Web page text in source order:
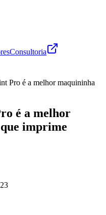
Consultoria
Pro é a melhor maquininha
é a melhor
imprime